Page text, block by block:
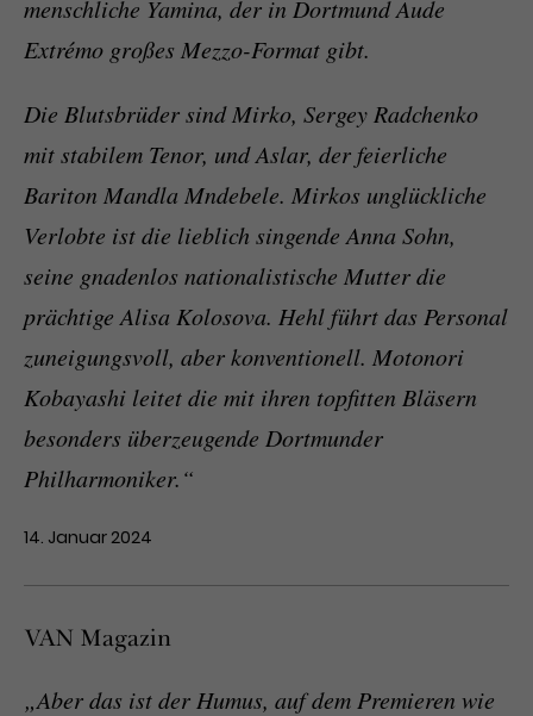
menschliche Yamina, der in Dortmund Aude
Extrémo großes Mezzo-Format gibt.
Die Blutsbrüder sind Mirko, Sergey Radchenko
mit stabilem Tenor, und Aslar, der feierliche
Bariton Mandla Mndebele. Mirkos unglückliche
Verlobte ist die lieblich singende Anna Sohn,
seine gnadenlos nationalistische Mutter die
prächtige Alisa Kolosova. Hehl führt das Personal
zuneigungsvoll, aber konventionell. Motonori
Kobayashi leitet die mit ihren topfitten Bläsern
besonders überzeugende Dortmunder
Philharmoniker.“
14. Januar 2024
VAN Magazin
„Aber das ist der Humus, auf dem Premieren wie